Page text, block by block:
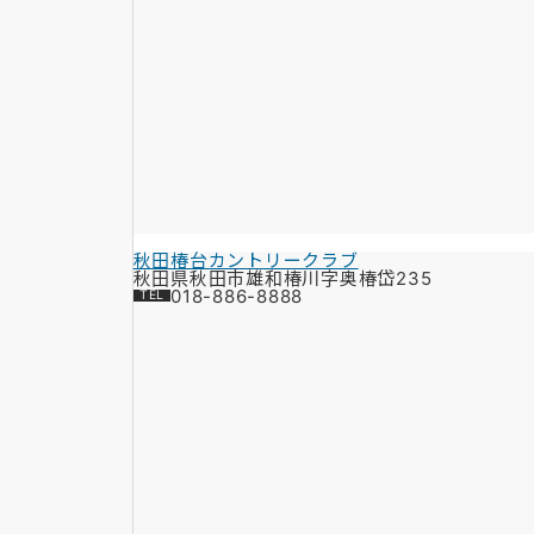
秋田椿台カントリークラブ
秋田県秋田市雄和椿川字奥椿岱235
018-886-8888